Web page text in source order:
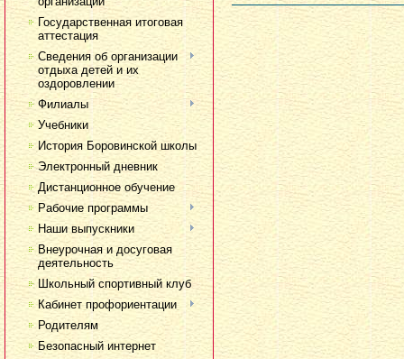
Государственная итоговая
аттестация
Сведения об организации
отдыха детей и их
оздоровлении
Филиалы
Учебники
История Боровинской школы
Электронный дневник
Дистанционное обучение
Рабочие программы
Наши выпускники
Внеурочная и досуговая
деятельность
Школьный спортивный клуб
Кабинет профориентации
Родителям
Безопасный интернет